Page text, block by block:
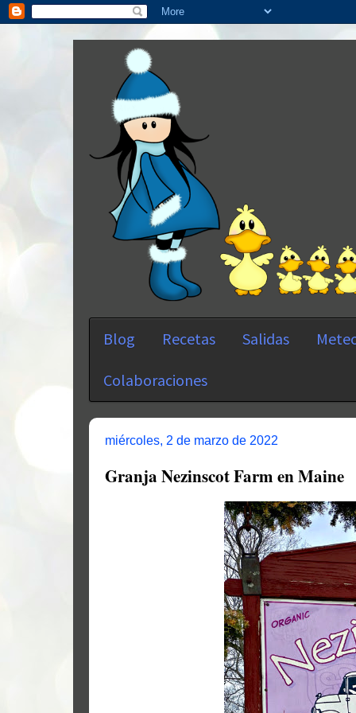
Blog Recetas Salidas
Colaboraciones
miércoles, 2 de marzo de 2022
Granja Nezinscot Farm en Maine